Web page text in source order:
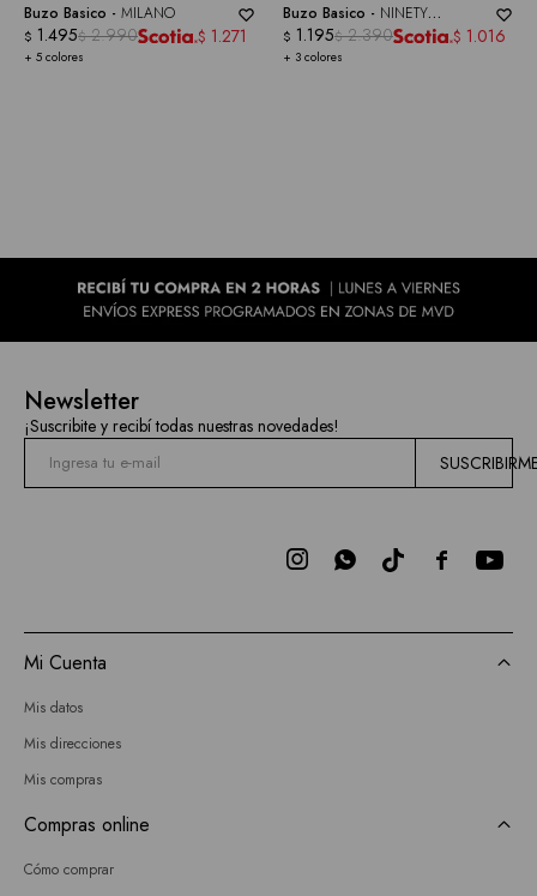
Buzo Basico - MILANO
+ 5 colores
$ 1.495$ 2.990 $ 1.271
Buzo Basico - NINETY
CLOTHING
+ 3 colores
$ 1.195$ 2.390 $ 1.016
Newsletter
¡Suscribite y recibí todas nuestras novedades!

 
Mi Cuenta
Mis datos
Mis direcciones
Mis compras
Compras online
Cómo comprar